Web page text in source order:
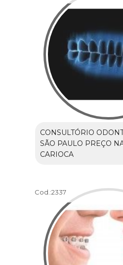
CONSULTÓRIO
SÃO PAULO PREÇO
CARIOCA
Cod.:2337